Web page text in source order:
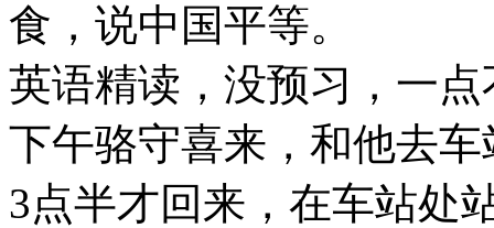
食，说中国平等。
英语精读，没预习，一
下午骆守喜来，和他去
3点半才回来，在车站处